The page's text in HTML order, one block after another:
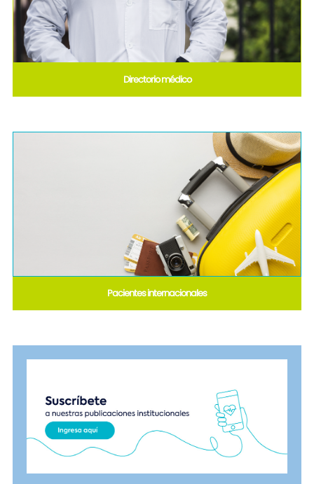
Directorio médico
Pacientes internacionales